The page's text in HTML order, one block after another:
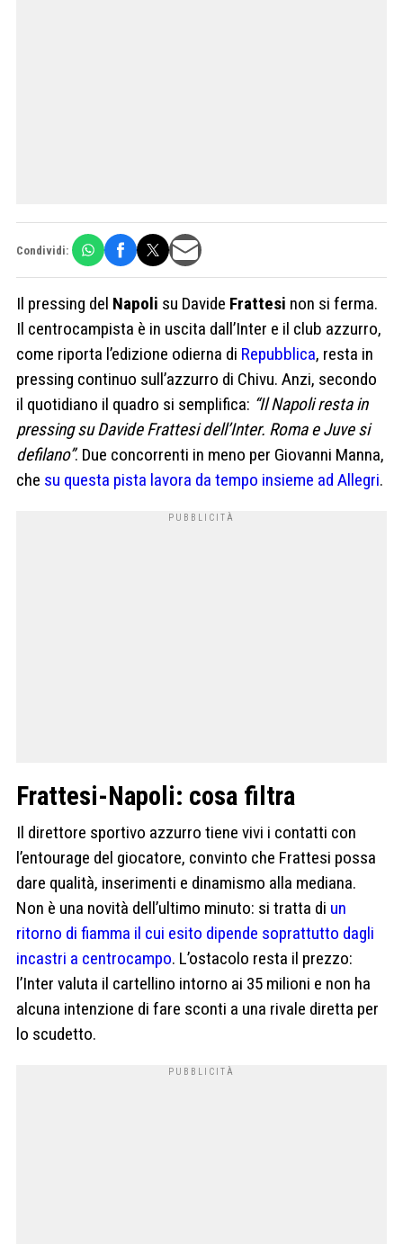
Condividi:
Il pressing del Napoli su Davide Frattesi non si ferma.
Il centrocampista è in uscita dall’Inter e il club azzurro,
come riporta l’edizione odierna di Repubblica, resta in
pressing continuo sull’azzurro di Chivu. Anzi, secondo
il quotidiano il quadro si semplifica: “Il Napoli resta in
pressing su Davide Frattesi dell’Inter. Roma e Juve si
defilano”. Due concorrenti in meno per Giovanni Manna,
che su questa pista lavora da tempo insieme ad Allegri.
Frattesi-Napoli: cosa filtra
Il direttore sportivo azzurro tiene vivi i contatti con
l’entourage del giocatore, convinto che Frattesi possa
dare qualità, inserimenti e dinamismo alla mediana.
Non è una novità dell’ultimo minuto: si tratta di un
ritorno di fiamma il cui esito dipende soprattutto dagli
incastri a centrocampo. L’ostacolo resta il prezzo:
l’Inter valuta il cartellino intorno ai 35 milioni e non ha
alcuna intenzione di fare sconti a una rivale diretta per
lo scudetto.